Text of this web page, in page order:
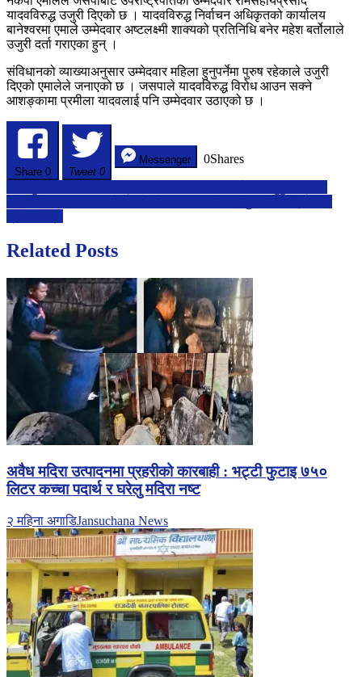
यादवविरुद्ध उजुरी दिएको छ । यादवविरुद्ध निर्वाचन अधिकृतको कार्यालय
बानेश्वरमा एमाले उम्मेदवार अष्टलक्ष्मी शाक्यको प्रतिनिधि बनेर महेश बर्तोलाले
उजुरी दर्ता गराएका हुन् ।
संविधानको व्याख्याअनुसार उम्मेदवार महिला हुनुपर्नेमा पुरुष रहेकाले उजुरी
दिएको एमालेले जनाएको छ । जसपाले यादवविरुद्ध विरोध आउन सक्ने
आशङ्कामा प्रमीला यादवलाई पनि उम्मेदवार उठाएको छ ।
Share 0 Tweet 0
Messenger 0Shares
Post
navigation
Related Posts
अवैध मदिरा उत्पादनमा प्रहरीको कारबाही : भट्टी फुटाइ ७५०
लिटर कच्चा पदार्थ र घरेलु मदिरा नष्ट
२ महिना अगाडिJansuchana News